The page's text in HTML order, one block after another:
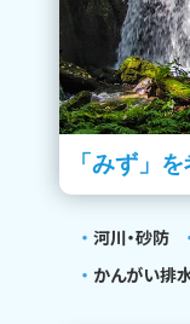
「みず」
河川・砂防
かんがい排